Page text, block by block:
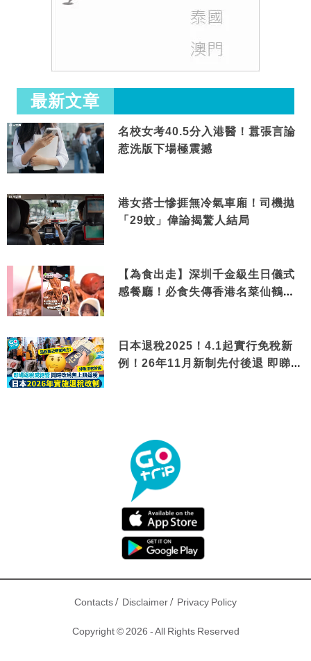
最新文章
名校女考40.5分入港醫！囂張言論
惹洗版下場極震撼
港女搭士慘捱無冷氣車廂！司機拋
「29蚊」偉論揭驚人結局
【為食出走】深圳千金級生日儀式
感餐廳！必食失傳香港名菜仙鶴神
日本退稅2025！4.1起實行免稅新
例！26年11月新制先付後退 即睇步
Contacts/ Disclaimer/ Privacy Policy
Copyright © 2026 - All Rights Reserved